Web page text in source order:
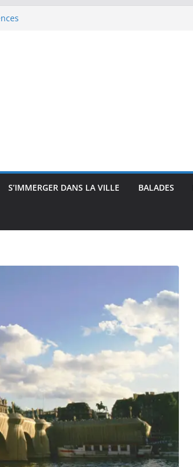
et
visages
et
S’IMMERGER DANS LA VILLE BALADES